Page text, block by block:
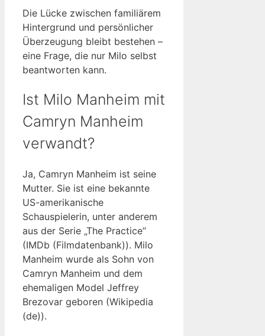
Die Lücke zwischen familiärem
Hintergrund und persönlicher
Überzeugung bleibt bestehen –
eine Frage, die nur Milo selbst
beantworten kann.
Ist Milo Manheim mit
Camryn Manheim
verwandt?
Ja, Camryn Manheim ist seine
Mutter. Sie ist eine bekannte
US-amerikanische
Schauspielerin, unter anderem
aus der Serie „The Practice“
(IMDb (Filmdatenbank)). Milo
Manheim wurde als Sohn von
Camryn Manheim und dem
ehemaligen Model Jeffrey
Brezovar geboren (Wikipedia
(de)).